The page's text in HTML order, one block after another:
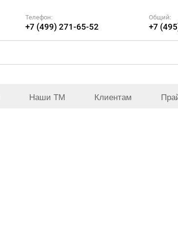
Телефон:
+7 (499) 271-65-52
Общий:
+7
Наши ТМ Клиентам